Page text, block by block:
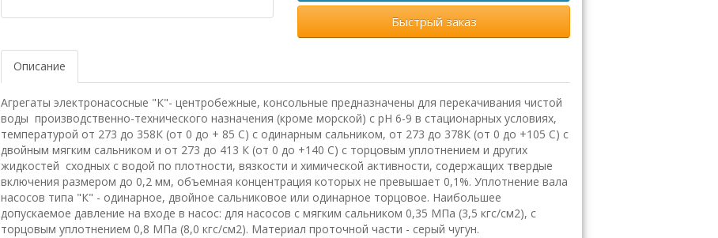
Быстрый заказ
Описание
Агрегаты электронасосные "К"- центробежные, консольные предназначены для перекачивания чистой
воды производственно-технического назначения (кроме морской) с рН 6-9 в стационарных условиях,
температурой от 273 до 358К (от 0 до + 85 С) с одинарным сальником, от 273 до 378К (от 0 до +105 С) с
двойным мягким сальником и от 273 до 413 К (от 0 до +140 С) с торцовым уплотнением и других
жидкостей сходных с водой по плотности, вязкости и химической активности, содержащих твердые
включения размером до 0,2 мм, объемная концентрация которых не превышает 0,1%. Уплотнение вала
насосов типа "К" - одинарное, двойное сальниковое или одинарное торцовое. Наибольшее
допускаемое давление на входе в насос: для насосов с мягким сальником 0,35 МПа (3,5 кгс/см2), с
торцовым уплотнением 0,8 МПа (8,0 кгс/см2). Материал проточной части - серый чугун.